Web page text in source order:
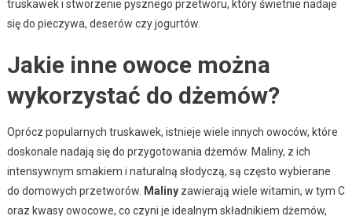
truskawek i stworzenie pysznego przetworu, który świetnie nadaje
się do pieczywa, deserów czy jogurtów.
Jakie inne owoce można
wykorzystać do dżemów?
Oprócz popularnych truskawek, istnieje wiele innych owoców, które
doskonale nadają się do przygotowania dżemów. Maliny, z ich
intensywnym smakiem i naturalną słodyczą, są często wybierane
do domowych przetworów. Malinyzawierają wiele witamin, w tym C
oraz kwasy owocowe, co czyni je idealnym składnikiem dżemów,